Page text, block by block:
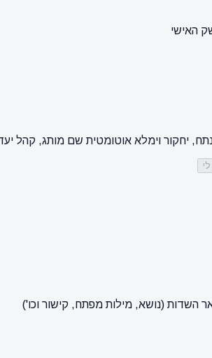
האישי
השדות (נושא, מילות מפתח, קישור וכו')